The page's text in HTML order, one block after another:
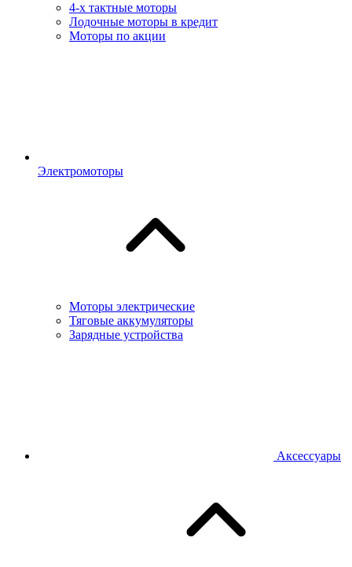
4-х тактные моторы
Лодочные моторы в кредит
Моторы по акции
Электромоторы
Моторы электрические
Тяговые аккумуляторы
Зарядные устройства
Аксессуары